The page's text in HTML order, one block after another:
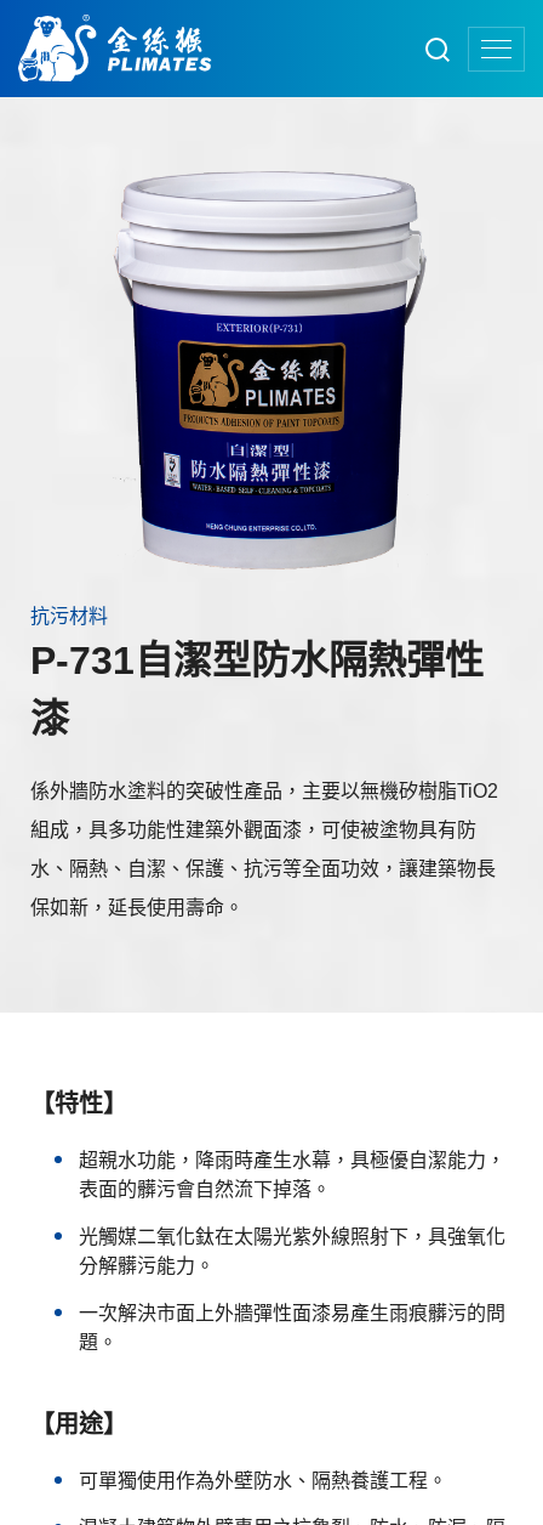
抗污材料
P-731自潔型防水隔熱彈性
漆
係外牆防水塗料的突破性產品，主要以無機矽樹脂TiO2
組成，具多功能性建築外觀面漆，可使被塗物具有防
水、隔熱、自潔、保護、抗污等全面功效，讓建築物長
保如新，延長使用壽命。
【特性】
超親水功能，降雨時產生水幕，具極優自潔能力，
表面的髒污會自然流下掉落。
光觸媒二氧化鈦在太陽光紫外線照射下，具強氧化
分解髒污能力。
一次解決市面上外牆彈性面漆易產生雨痕髒污的問
題。
【用途】
可單獨使用作為外壁防水、隔熱養護工程。